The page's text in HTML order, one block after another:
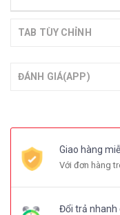
TAB TÙY CHỈNH
ĐÁNH GIÁ(APP)
Giao hàng
Với đơn hàng
Đổi trả nhanh